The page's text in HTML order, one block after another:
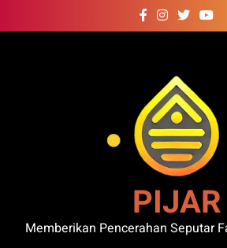
to
PIJAR
Memberikan Pencerahan Seputar